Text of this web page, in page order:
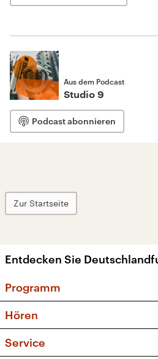
Aus dem Podcast
Studio 9
Podcast abonnieren
Zur Startseite
Entdecken Sie
Programm
Sendungen und
Musikliste
Hören
Service